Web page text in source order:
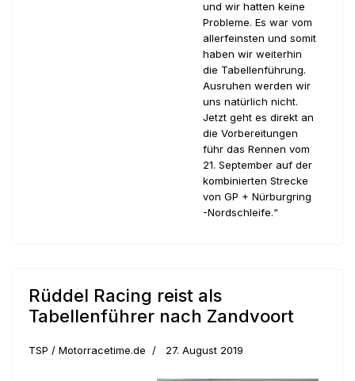
und wir hatten keine
Probleme. Es war vom
allerfeinsten und somit
haben wir weiterhin
die Tabellenführung.
Ausruhen werden wir
uns natürlich nicht.
Jetzt geht es direkt an
die Vorbereitungen
führ das Rennen vom
21. September auf der
kombinierten Strecke
von GP + Nürburgring
-Nordschleife.“
Rüddel Racing reist als
Tabellenführer nach Zandvoort
TSP / Motorracetime.de 27. August 2019